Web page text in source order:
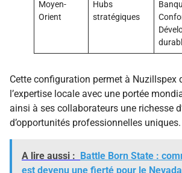
Moyen-
Orient
Hubs
stratégiques
Cette configuration permet à Nuzillspex
l’expertise locale avec une portée
ainsi à ses collaborateurs une richesse
d’opportunités professionnelles uniques.
A lire aussi : Battle Born State :
est devenu une fierté pour le Nevada